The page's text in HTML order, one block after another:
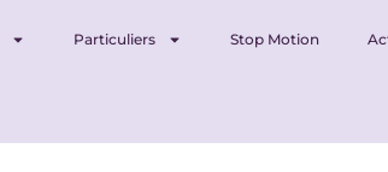
Particuliers Stop Motion